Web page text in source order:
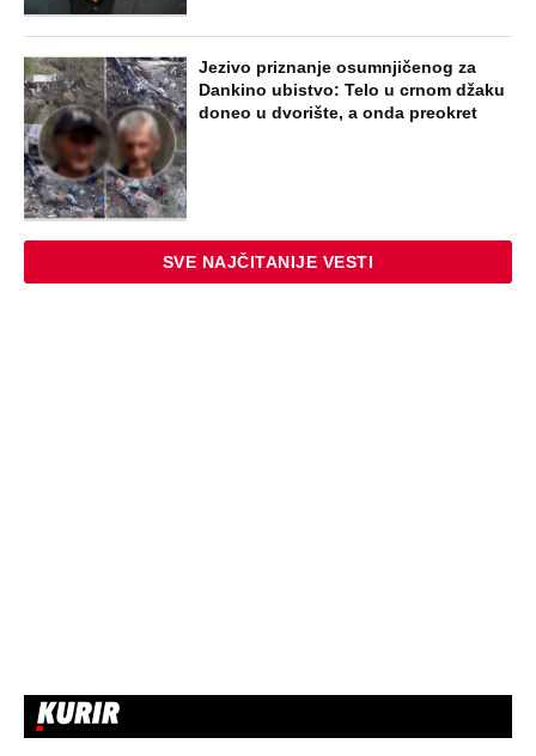
Jezivo priznanje osumnjičenog za
Dankino ubistvo: Telo u crnom džaku
doneo u dvorište, a onda preokret
SVE NAJČITANIJE VESTI